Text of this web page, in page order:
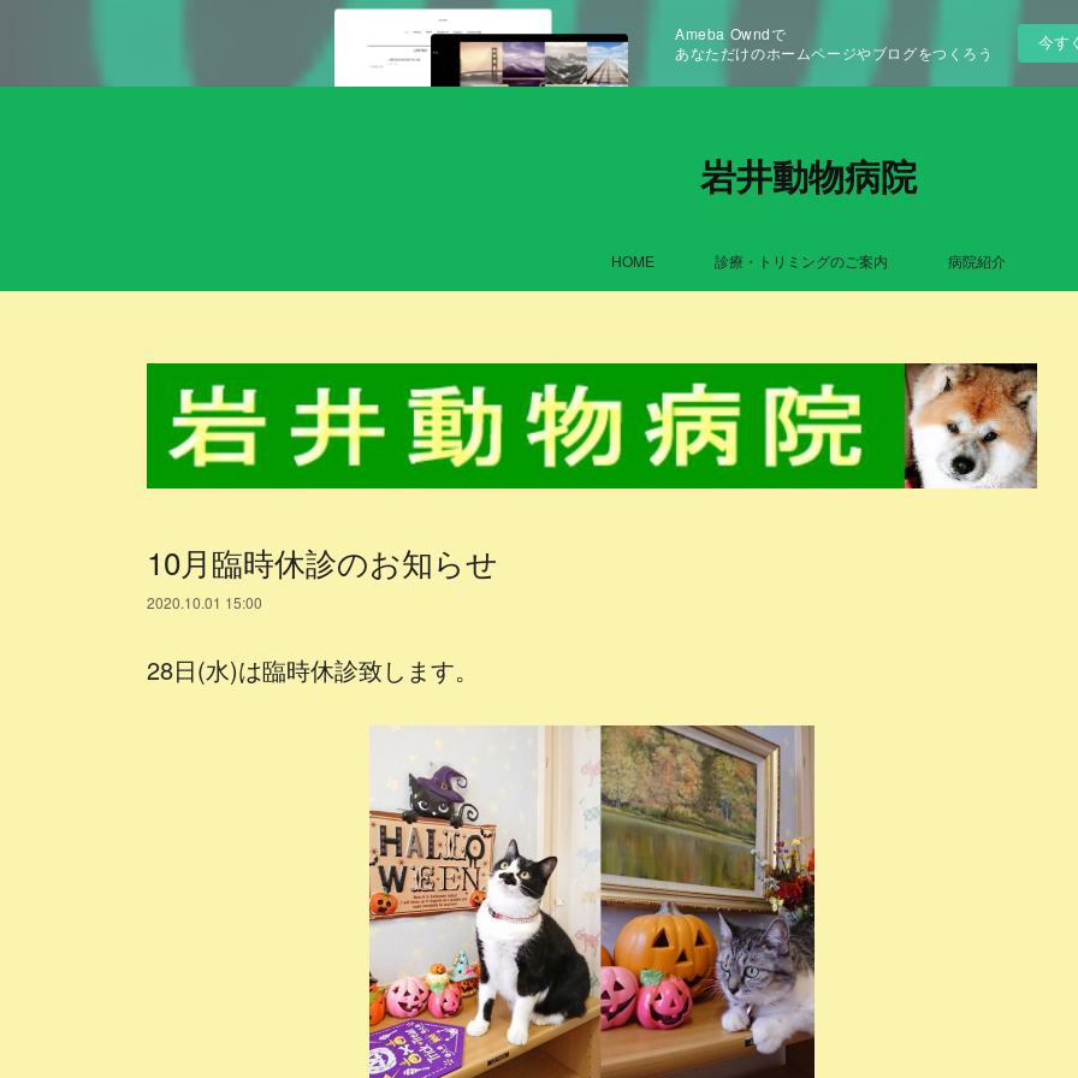
Ameba Owndで
あなただけのホームページやブログをつくろう
今す
岩井動物病院
HOME 診療・トリミングのご案内 病院紹介
10月臨時休診のお知らせ
2020.10.01 15:00
28日(水)は臨時休診致します。